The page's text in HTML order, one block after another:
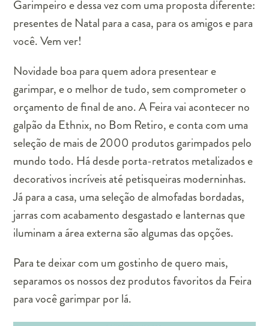
Garimpeiro e dessa vez com uma proposta diferente:
presentes de Natal para a casa, para os amigos e para
você. Vem ver!
Novidade boa para quem adora presentear e
garimpar, e o melhor de tudo, sem comprometer o
orçamento de final de ano. A Feira vai acontecer no
galpão da Ethnix, no Bom Retiro, e conta com uma
seleção de mais de 2000 produtos garimpados pelo
mundo todo. Há desde porta-retratos metalizados e
decorativos incríveis até petisqueiras moderninhas.
Já para a casa, uma seleção de almofadas bordadas,
jarras com acabamento desgastado e lanternas que
iluminam a área externa são algumas das opções.
Para te deixar com um gostinho de quero mais,
separamos os nossos dez produtos favoritos da Feira
para você garimpar por lá.